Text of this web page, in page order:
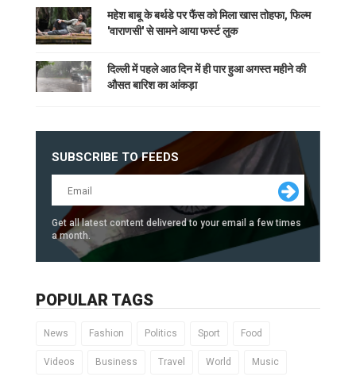
महेश बाबू के बर्थडे पर फैंस को मिला खास तोहफा, फिल्म
'वाराणसी' से सामने आया फर्स्ट लुक
दिल्ली में पहले आठ दिन में ही पार हुआ अगस्त महीने की
औसत बारिश का आंकड़ा
SUBSCRIBE TO FEEDS
Get all latest content delivered to your email a few times
a month.
POPULAR TAGS
News Fashion Politics Sport Food
Videos Business Travel World Music